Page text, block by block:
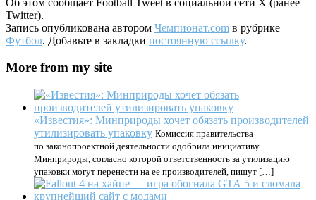
Twitter).
Запись опубликована автором Чемпионат.com в рубрике
Футбол. Добавьте в закладки постоянную ссылку.
More from my site
«Известия»: Минприроды хочет обязать производителей
утилизировать упаковку Комиссия правительства
по законопроектной деятельности одобрила инициативу
Минприроды, согласно которой ответственность за утилизацию
упаковки могут перенести на ее производителей, пишут […]